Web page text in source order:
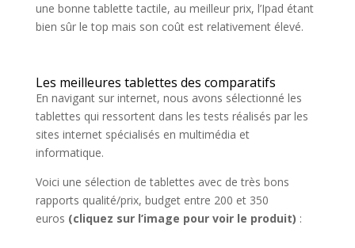
une bonne tablette tactile, au meilleur prix, l’Ipad étant
bien sûr le top mais son coût est relativement élevé.
Les meilleures tablettes des comparatifs
En navigant sur internet, nous avons sélectionné les
tablettes qui ressortent dans les tests réalisés par les
sites internet spécialisés en multimédia et
informatique.
Voici une sélection de tablettes avec de très bons
rapports qualité/prix, budget entre 200 et 350
euros (cliquez sur l’image pour voir le produit) :